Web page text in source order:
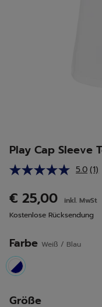
Play Cap Sleeve
5.0
auf
(1)
€ 25,00
inkl. MwSt
Kostenlose Rücksendung
Farbe Weiß / Blau
selected
Größe